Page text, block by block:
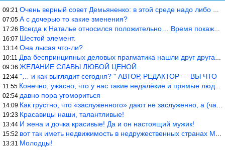
09:21 Очень верный совет Демьяненко: в этой среде надо либо иметь зубы
07:05 А с дочерью то какие зменения?
17:26 Всегда к Наталье относился положительно… Время покажет, что буде
16:07 Шестой элемент.
13:14 Она лысая что-ли?
10:11 Два беспринципных деловых прагматика нашли друг друга и «остепен
09:36 ЖЕЛАНИЕ СЛАВЫ ЛЮБОЙ ЦЕНОЙ.
12:44 "… и как выглядит сегодня? " АВТОР, РЕДАКТОР — ВЫ ЧТО
11:55 Конечно, ужасно, что у нас такие недалёкие и прямые люди… Как мо
02:54 давно пора угомориться
14:09 Как грустно, что «заслуженного» дают не заслуженно, а (чаще) по-
19:23 Красавицы наши, талантливые!
13:44 И жена и дочка красивые! Да и он настоящий мужик!
15:52 вот так иметь недвижимость в недружественных странах Могут забра
13:31 Молодцы!